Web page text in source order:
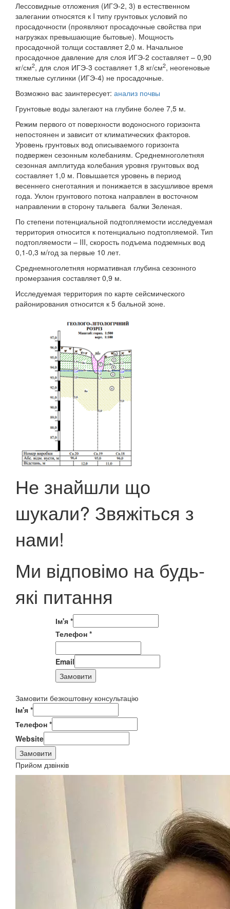
Лессовидные отложения (ИГЭ-2, 3) в естественном
залегании относятся к I типу грунтовых условий по
просадочности (проявляют просадочные свойства при
нагрузках превышающие бытовые). Мощность
просадочной толщи составляет 2,0 м. Начальное
просадочное давление для слоя ИГЭ-2 составляет – 0,90
кг/см2, для слоя ИГЭ-3 составляет 1,8 кг/см2, неогеновые
тяжелые суглинки (ИГЭ-4) не просадочные.
Возможно вас заинтересует: анализ почвы
Грунтовые воды залегают на глубине более 7,5 м.
Режим первого от поверхности водоносного горизонта
непостоянен и зависит от климатических факторов.
Уровень грунтовых вод описываемого горизонта
подвержен сезонным колебаниям. Среднемноголетняя
сезонная амплитуда колебания уровня грунтовых вод
составляет 1,0 м. Повышается уровень в период
весеннего снеготаяния и понижается в засушливое время
года. Уклон грунтового потока направлен в восточном
направлении в сторону тальвега балки Зеленая.
По степени потенциальной подтопляемости исследуемая
территория относится к потенциально подтопляемой. Тип
подтопляемости – III, скорость подъема подземных вод
0,1-0,3 м/год за первые 10 лет.
Среднемноголетняя нормативная глубина сезонного
промерзания составляет 0,9 м.
Исследуемая территория по карте сейсмического
районирования относится к 5 бальной зоне.
Не знайшли що
шукали? Звяжіться з
нами!
Ми відповімо на будь-
які питання
Ім'я *
Телефон *
Email
Замовити
Замовити безкоштовну консультацію
Ім'я *
Телефон *
Website
Замовити
Прийом дзвінків